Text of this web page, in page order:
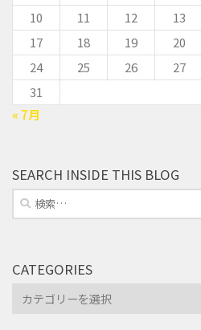
10
11 12 13
17
18 19 20
24
25 26 27
31
« 7月
SEARCH INSIDE THIS BLOG
検
索:
CATEGORIES
Categories